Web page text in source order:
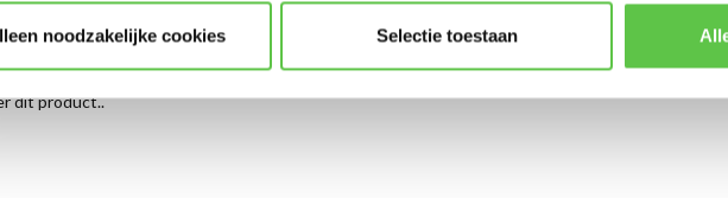
noodzakelijke cookies Selectie toestaan
dit product..